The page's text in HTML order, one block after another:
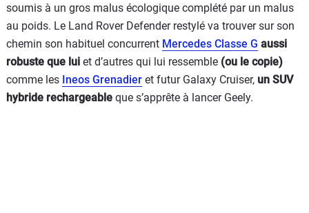
soumis à un gros malus écologique complété par un malus
au poids. Le Land Rover Defender restylé va trouver sur son
chemin son habituel concurrent Mercedes Classe G aussi
robuste que lui et d’autres qui lui ressemble (ou le copie)
comme les Ineos Grenadier et futur Galaxy Cruiser, un SUV
hybride rechargeable que s’apprête à lancer Geely.